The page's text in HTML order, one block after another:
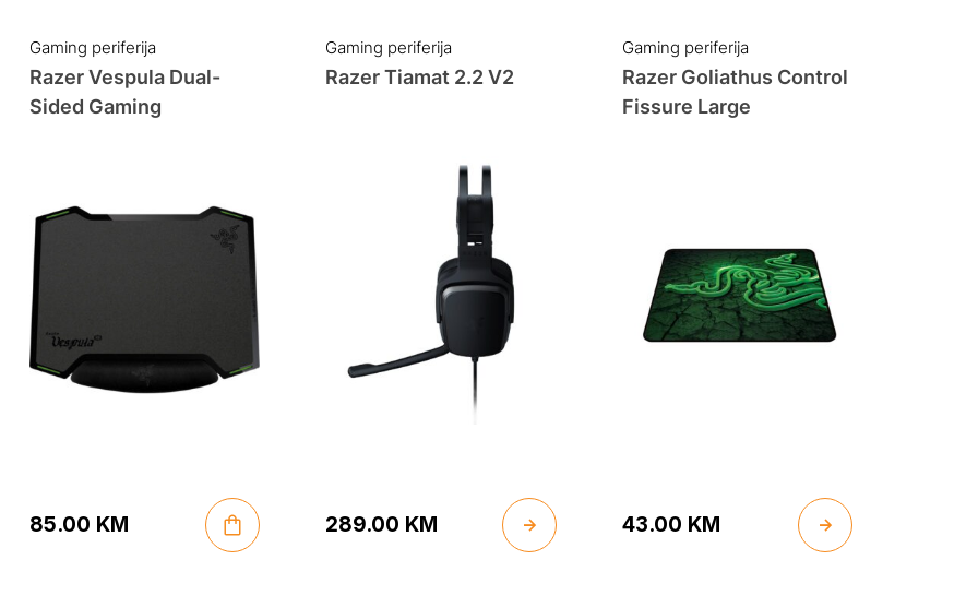
Gaming periferija
Razer Vespula Dual-
Sided Gaming
85.00 KM
Gaming periferija
Razer Tiamat 2.2 V2
289.00 KM
Gaming periferija
Razer Goliathus Control
Fissure Large
43.00 KM